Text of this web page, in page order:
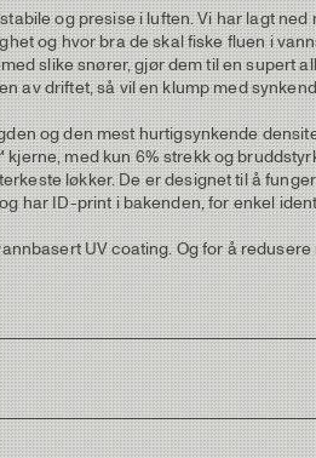
og presise i luften. Vi har lagt
og hvor bra de skal fiske fluen i
slike snører, gjør dem til en
av driftet, så vil en klump med
og den mest hurtigsynkende
med kun 6% strekk og
løkker. De er designet til å
har ID-print i bakenden, for enkel
UV coating. Og for å